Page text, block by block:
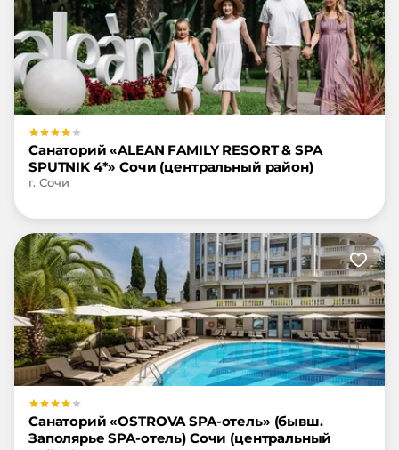
Санаторий «ALEAN FAMILY RESORT & SPA
SPUTNIK 4*» Сочи (центральный район)
г. Сочи
Санаторий «OSTROVA SPA-отель» (бывш.
Заполярье SPA-отель) Сочи (центральный